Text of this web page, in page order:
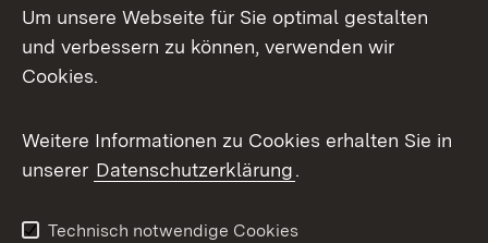
Mastodon
Messenger
Social Wall
X / Twitter
Youtube
Um unsere Webseite für Sie optimal gestalten
und verbessern zu können, verwenden wir
Cookies.
Weitere Informationen zu Cookies erhalten Sie in
unserer Datenschutzerklärung.
Technisch notwendige Cookies